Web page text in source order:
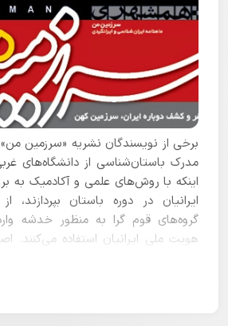
برخی از نویسندگان نشریه «سرزمین
مدرک باستان‌شناسی از دانشگاه‌های
اینکه با روش‌های علمی و آکادمیک به
ایرانیان در دوره باستان بپردازند،
گروه‌های قوم گرا به منظور خدشه
هویت ملی ایرانیان استفاده می‌کنند.
نشریه سرزمین من که یک نشریه
مباحث تخصصی ایران باستان شده
نشریات مستقل در زمینه تاریخ ایران
تحریریه متخصصِ این حوزه در کشور